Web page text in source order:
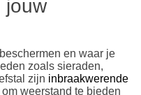
jouw
en waar je
zoals sieraden,
zijn inbraakwerende
weerstand te bieden